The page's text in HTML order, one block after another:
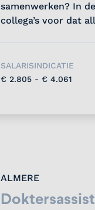
samenwerken? In
collega’s voor dat
SALARISINDICATIE
€ 2.805 - € 4.061
ALMERE